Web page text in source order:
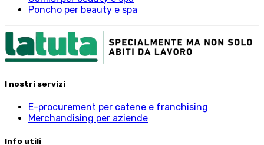
Poncho per beauty e spa
I nostri servizi
E-procurement per catene e franchising
Merchandising per aziende
Info utili